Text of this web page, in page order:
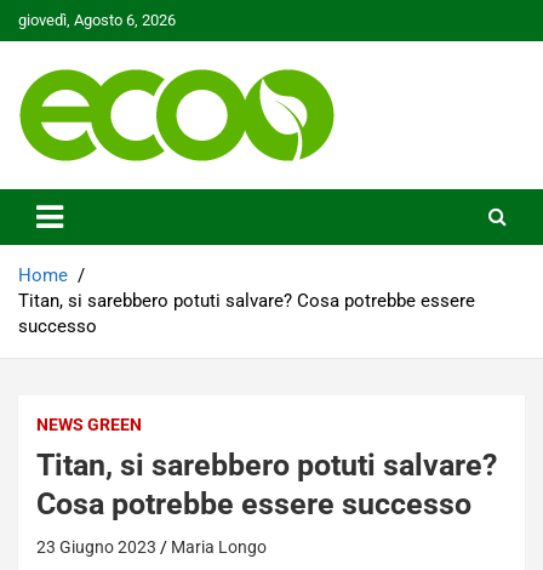
Skip
to
giovedì, Agosto 6, 2026
Ecoo.it
Home
Titan, si sarebbero potuti salvare? Cosa potrebbe essere
successo
NEWS GREEN
Titan, si sarebbero potuti salvare?
Cosa potrebbe essere successo
23 Giugno 2023 Maria Longo